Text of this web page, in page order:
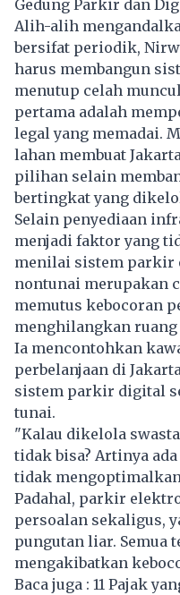
Gedung Parkir dan
Alih-alih
bersifat periodik,
harus membangun
menutup celah
pertama adalah
legal yang memadai.
lahan membuat
pilihan selain
bertingkat yang
Selain penyediaan
menjadi faktor yang
menilai sistem parkir
nontunai merupakan
memutus kebocoran
menghilangkan
Ia mencontohkan
perbelanjaan di
sistem parkir digital
tunai.
"Kalau dikelola
tidak bisa? Artinya
tidak
Padahal, parkir
persoalan sekaligus,
pungutan liar. Semua
mengakibatkan
Baca juga : 11 Pajak